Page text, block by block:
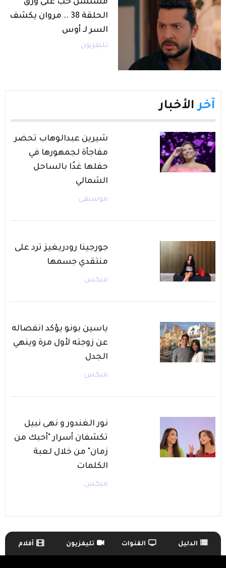
مسلسل حب على ورق
الحلقة 38 .. مروان يكشف
السر لـ أوس
تليفزيون
آخر الأخبار
شيرين عبدالوهاب تحضر
مفاجأة لجمهورها في
حفلها غدًا بالساحل
الشمالي
موسيقى
جورجينا رودريغيز ترد على
منتقدي جسمها
ميكس
ياسين بونو يؤكد انفصاله
عن زوجته لأول مرة وينهي
الجدل
ميكس
نور الغندور و نهى نبيل
تكشفان أسرار "أحبك من
زمان" من خلال لعبة
الكلمات
ميكس
TV Guide Menu الدليل القنوات تليفزيون أفلام